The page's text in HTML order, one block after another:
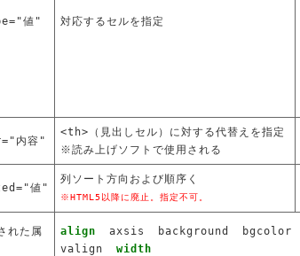
値" 対応するセルを指定
内容"
<th>（見出しセル）に対する代替えを指定
※読み上げソフトで使用される
値"
列ソート方向および順序く
※HTML5以降に廃止。指定不可。
れた属
align axsis background bgcolor
valign
width